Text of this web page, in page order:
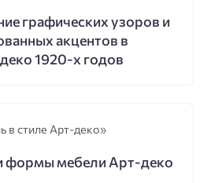
графических узоров и
акцентов в
1920-х годов
в стиле Арт-деко»
формы мебели Арт-деко